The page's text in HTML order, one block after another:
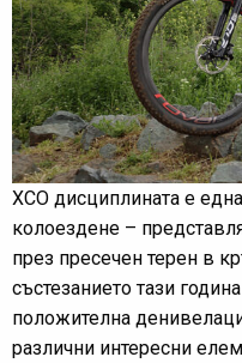
XCO дисциплината е
колоездене –
през пресечен терен в
състезанието тази
положителна
различни интересни